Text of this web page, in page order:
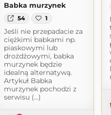
Babka murzynek
54 1
Jeśli nie przepadacie za
ciężkimi babkami np.
piaskowymi lub
drożdżowymi, babka
murzynek będzie
idealną alternatywą.
Artykuł Babka
murzynek pochodzi z
serwisu (...)